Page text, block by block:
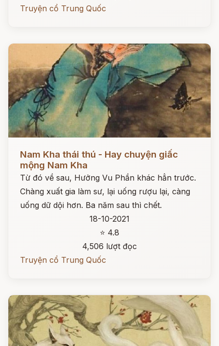
Truyện cổ Trung Quốc
Nam Kha thái thú - Hay chuyện giấc
mộng Nam Kha
Từ đó về sau, Hưởng Vu Phần khác hẳn trước.
Chàng xuất gia làm sư, lại uống rượu lại, càng
uống dữ dội hơn. Ba năm sau thì chết.
18-10-2021
⭐ 4.8
4,506 lượt đọc
Truyện cổ Trung Quốc